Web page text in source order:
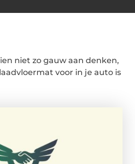
niet zo gauw aan denken,
voor in je auto is